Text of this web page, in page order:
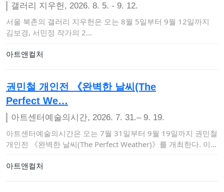
갤러리 지우헌, 2026. 8. 5. - 9. 12.
서울 북촌의 갤러리 지우헌은 오는 8월 5일부터 9월 12일까지
김보경, 서민정 작가의 2…
아트앤컬처
권민철 개인전 《완벽한 날씨(The
Perfect We…
아트센터예술의시간, 2026. 7. 31.– 9. 19.
아트센터예술의시간은 오는 7월 31일부터 9월 19일까지 권민철
개인전 《완벽한 날씨(The Perfect Weather)》를 개최한다. 이번
아트앤컬처